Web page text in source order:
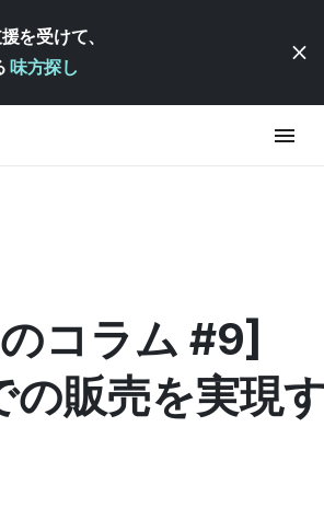
を受けて、
味方探し
コラム #9]
販売を実現